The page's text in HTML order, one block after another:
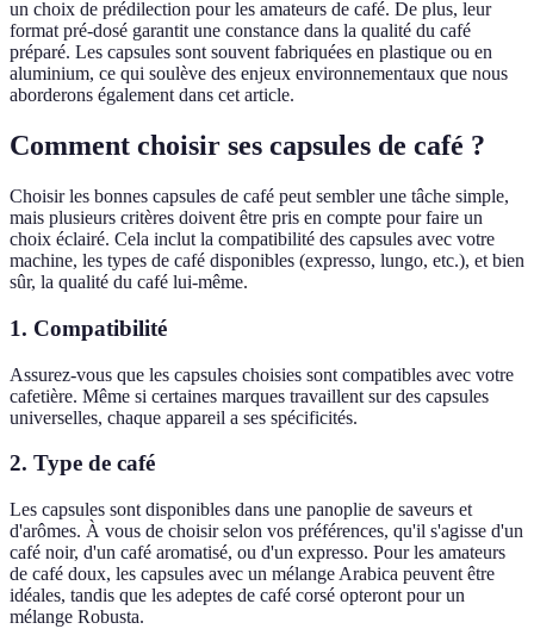
un choix de prédilection pour les amateurs de café. De plus, leur
format pré-dosé garantit une constance dans la qualité du café
préparé. Les capsules sont souvent fabriquées en plastique ou en
aluminium, ce qui soulève des enjeux environnementaux que nous
aborderons également dans cet article.
Comment choisir ses capsules de café ?
Choisir les bonnes capsules de café peut sembler une tâche simple,
mais plusieurs critères doivent être pris en compte pour faire un
choix éclairé. Cela inclut la compatibilité des capsules avec votre
machine, les types de café disponibles (expresso, lungo, etc.), et bien
sûr, la qualité du café lui-même.
1. Compatibilité
Assurez-vous que les capsules choisies sont compatibles avec votre
cafetière. Même si certaines marques travaillent sur des capsules
universelles, chaque appareil a ses spécificités.
2. Type de café
Les capsules sont disponibles dans une panoplie de saveurs et
d'arômes. À vous de choisir selon vos préférences, qu'il s'agisse d'un
café noir, d'un café aromatisé, ou d'un expresso. Pour les amateurs
de café doux, les capsules avec un mélange Arabica peuvent être
idéales, tandis que les adeptes de café corsé opteront pour un
mélange Robusta.